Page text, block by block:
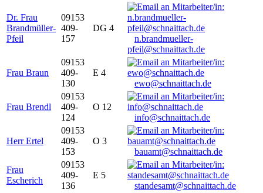
Dr. Frau
Brandmüller-
Pfeil
09153
409-
157
DG 4
n.brandmueller-
pfeil@schnaittach.de
Frau Braun
09153
409-
130
E 4
ewo@schnaittach.de
Frau Brendl
09153
409-
124
O 12
info@schnaittach.de
Herr Ertel
09153
409-
153
O 3
bauamt@schnaittach.de
Frau
Escherich
09153
409-
136
E 5
standesamt@schnaittach.de